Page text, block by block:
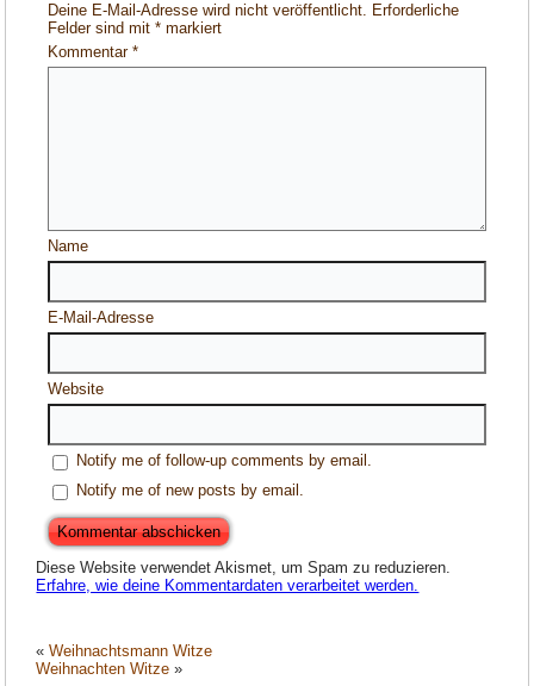
Deine E-Mail-Adresse wird nicht veröffentlicht. Erforderliche
Felder sind mit* markiert
Kommentar*
Name
E-Mail-Adresse
Website
Notify me of follow-up comments by email.
Notify me of new posts by email.
Diese Website verwendet Akismet, um Spam zu reduzieren.
Erfahre, wie deine Kommentardaten verarbeitet werden.
«Weihnachtsmann Witze
Weihnachten Witze »